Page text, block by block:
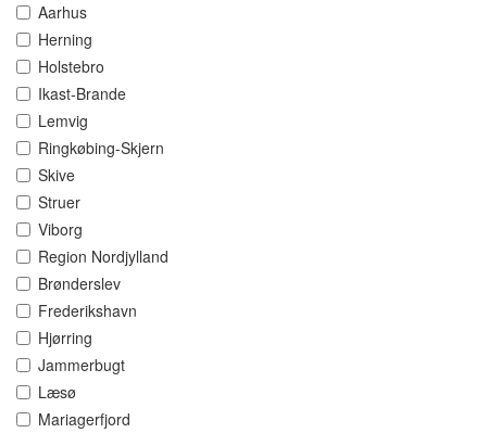
Aarhus
Herning
Holstebro
Ikast-Brande
Lemvig
Ringkøbing-Skjern
Skive
Struer
Viborg
Region Nordjylland
Brønderslev
Frederikshavn
Hjørring
Jammerbugt
Læsø
Mariagerfjord